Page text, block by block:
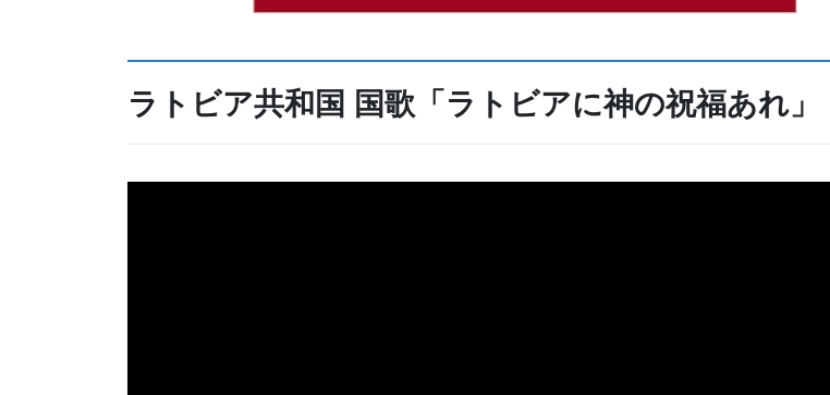
ラトビア共和国 国歌「 ラトビアに神の祝福あれ」